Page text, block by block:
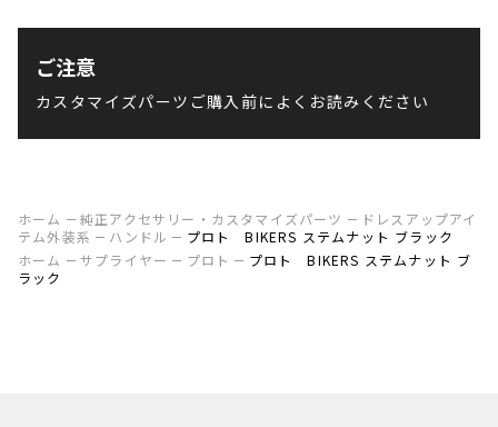
ご注意
カスタマイズパーツご購入前によくお読みください
ホーム 純正アクセサリー・カスタマイズパーツ
ドレスアップアイ
テム外装系
ハンドル
プロト BIKERS ステムナット ブラック
ホーム
サプライヤー プロト
プロト BIKERS ステムナット ブ
ラック